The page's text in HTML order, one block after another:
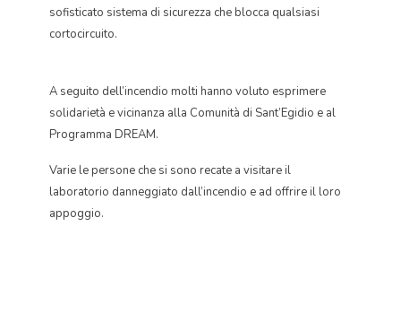
sofisticato sistema di sicurezza che blocca qualsiasi
cortocircuito.
A seguito dell’incendio molti hanno voluto esprimere
solidarietà e vicinanza alla Comunità di Sant’Egidio e al
Programma DREAM.
Varie le persone che si sono recate a visitare il
laboratorio danneggiato dall’incendio e ad offrire il loro
appoggio.